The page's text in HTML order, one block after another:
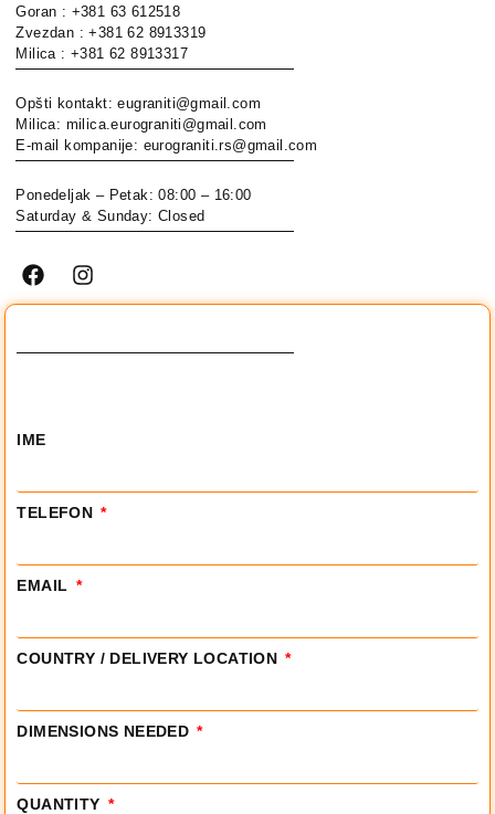
Goran : +381 63 612518
Zvezdan : +381 62 8913319
Milica : +381 62 8913317
Opšti kontakt: eugraniti@gmail.com
Milica: milica.eurograniti@gmail.com
E-mail kompanije: eurograniti.rs@gmail.com
Ponedeljak – Petak: 08:00 – 16:00
Saturday & Sunday: Closed
IME
TELEFON
EMAIL
COUNTRY / DELIVERY LOCATION
DIMENSIONS NEEDED
QUANTITY